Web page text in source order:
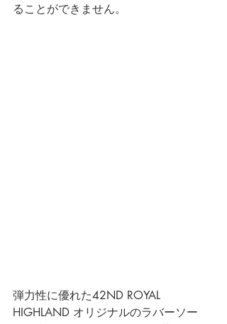
ることができません。
弾力性に優れた42ND ROYAL
HIGHLAND オリジナルのラバーソー